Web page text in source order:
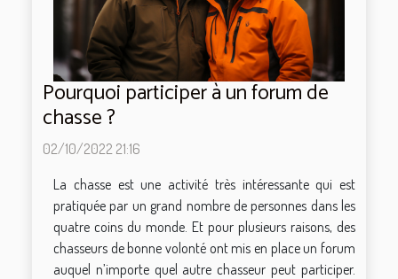
Pourquoi participer à un forum de
chasse ?
02/10/2022 21:16
La chasse est une activité très intéressante qui est
pratiquée par un grand nombre de personnes dans les
quatre coins du monde. Et pour plusieurs raisons, des
chasseurs de bonne volonté ont mis en place un forum
auquel n’importe quel autre chasseur peut participer.